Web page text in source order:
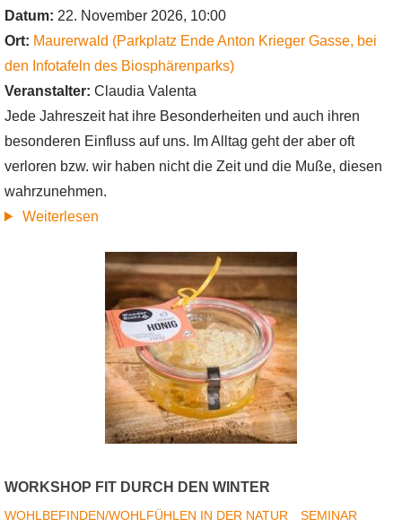
Datum: 22. November 2026, 10:00
Ort: Maurerwald (Parkplatz Ende Anton Krieger Gasse, bei
den Infotafeln des Biosphärenparks)
Veranstalter: Claudia Valenta
Jede Jahreszeit hat ihre Besonderheiten und auch ihren
besonderen Einfluss auf uns. Im Alltag geht der aber oft
verloren bzw. wir haben nicht die Zeit und die Muße, diesen
wahrzunehmen.
Weiterlesen
Sommer,
Herbst
und
Winter
Erholung
zu
jeder
im
Wald
WORKSHOP FIT DURCH DEN WINTER
WOHLBEFINDEN/WOHLFÜHLEN IN DER NATUR SEMINAR